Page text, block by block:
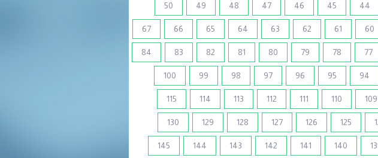
44
45
46
47
48
49
50
60
61
62
63
64
65
66
67
77
78
79
80
81
82
83
84
94
95
96
97
98
99
100
109
110
111
112
113
114
115
125
126
127
128
129
130
140
141
142
143
144
145